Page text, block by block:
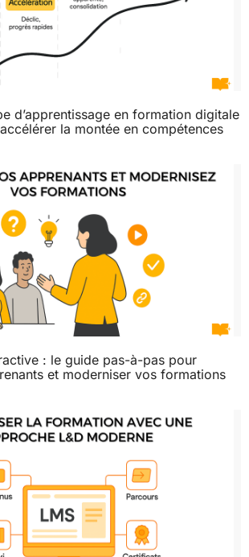
d’apprentissage en formation digitale
la montée en compétences
: le guide pas-à-pas pour
et moderniser vos formations